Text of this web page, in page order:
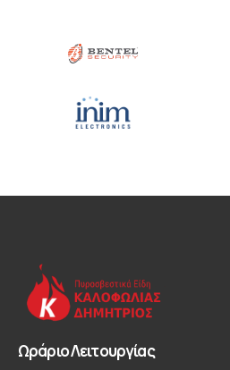
Ωράριο Λειτουργίας